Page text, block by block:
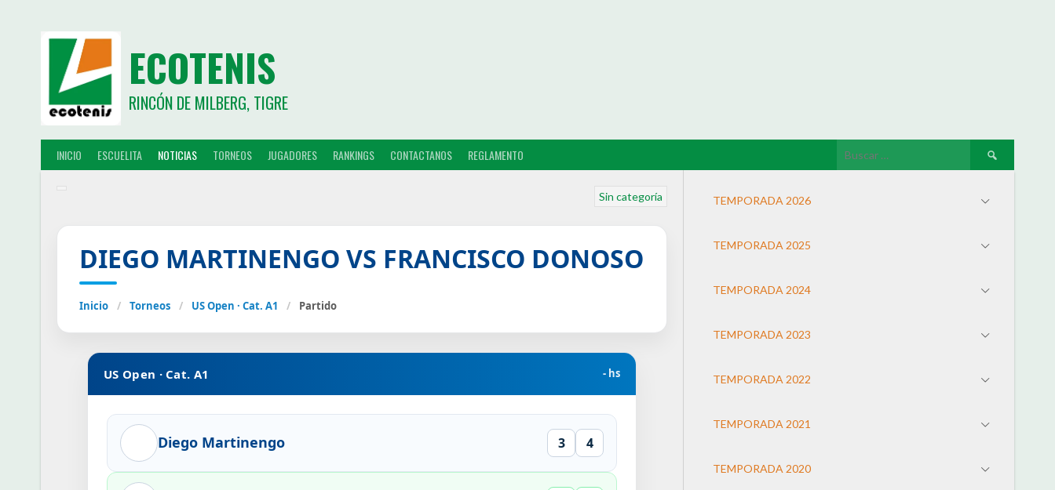
ECOTENIS
RINCÓN DE MILBERG, TIGRE
INICIO ESCUELITA NOTICIAS TORNEOS JUGADORES RANKINGS CONTACTANOS REGLAMENTO
Sin categoría
DIEGO MARTINENGO VS FRANCISCO DONOSO
Inicio / Torneos / US Open · Cat. A1 / Partido
US Open · Cat. A1 - hs
Diego Martinengo 3 4
TEMPORADA 2026
TEMPORADA 2025
TEMPORADA 2024
TEMPORADA 2023
TEMPORADA 2022
TEMPORADA 2021
TEMPORADA 2020